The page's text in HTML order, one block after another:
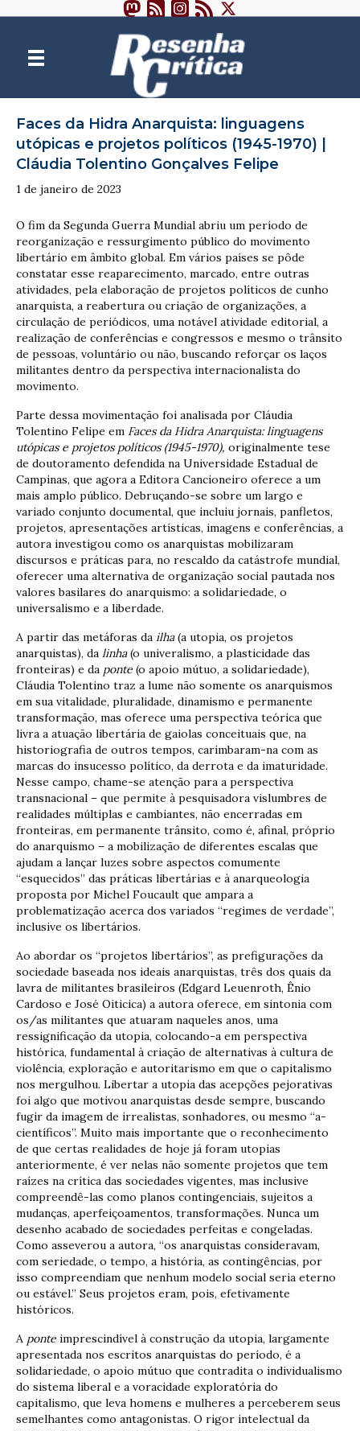
Faces da Hidra Anarquista: linguagens
utópicas e projetos políticos (1945-1970) |
Cláudia Tolentino Gonçalves Felipe
1 de janeiro de 2023
O fim da Segunda Guerra Mundial abriu um período de
reorganização e ressurgimento público do movimento
libertário em âmbito global. Em vários países se pôde
constatar esse reaparecimento, marcado, entre outras
atividades, pela elaboração de projetos políticos de cunho
anarquista, a reabertura ou criação de organizações, a
circulação de periódicos, uma notável atividade editorial, a
realização de conferências e congressos e mesmo o trânsito
de pessoas, voluntário ou não, buscando reforçar os laços
militantes dentro da perspectiva internacionalista do
movimento.
Parte dessa movimentação foi analisada por Cláudia
Tolentino Felipe em Faces da Hidra Anarquista: linguagens
utópicas e projetos políticos (1945-1970), originalmente tese
de doutoramento defendida na Universidade Estadual de
Campinas, que agora a Editora Cancioneiro oferece a um
mais amplo público. Debruçando-se sobre um largo e
variado conjunto documental, que incluiu jornais, panfletos,
projetos, apresentações artísticas, imagens e conferências, a
autora investigou como os anarquistas mobilizaram
discursos e práticas para, no rescaldo da catástrofe mundial,
oferecer uma alternativa de organização social pautada nos
valores basilares do anarquismo: a solidariedade, o
universalismo e a liberdade.
A partir das metáforas da ilha(a utopia, os projetos
anarquistas), da linha(o univeralismo, a plasticidade das
fronteiras) e da ponte (o apoio mútuo, a solidariedade),
Cláudia Tolentino traz a lume não somente os anarquismos
em sua vitalidade, pluralidade, dinamismo e permanente
transformação, mas oferece uma perspectiva teórica que
livra a atuação libertária de gaiolas conceituais que, na
historiografia de outros tempos, carimbaram-na com as
marcas do insucesso político, da derrota e da imaturidade.
Nesse campo, chame-se atenção para a perspectiva
transnacional – que permite à pesquisadora vislumbres de
realidades múltiplas e cambiantes, não encerradas em
fronteiras, em permanente trânsito, como é, afinal, próprio
do anarquismo – a mobilização de diferentes escalas que
ajudam a lançar luzes sobre aspectos comumente
“esquecidos” das práticas libertárias e à anarqueologia
proposta por Michel Foucault que ampara a
problematização acerca dos variados “regimes de verdade”,
inclusive os libertários.
Ao abordar os “projetos libertários”, as prefigurações da
sociedade baseada nos ideais anarquistas, três dos quais da
lavra de militantes brasileiros (Edgard Leuenroth, Ênio
Cardoso e José Oiticica) a autora oferece, em sintonia com
os/as militantes que atuaram naqueles anos, uma
ressignificação da utopia, colocando-a em perspectiva
histórica, fundamental à criação de alternativas à cultura de
violência, exploração e autoritarismo em que o capitalismo
nos mergulhou. Libertar a utopia das acepções pejorativas
foi algo que motivou anarquistas desde sempre, buscando
fugir da imagem de irrealistas, sonhadores, ou mesmo “a-
científicos”. Muito mais importante que o reconhecimento
de que certas realidades de hoje já foram utopias
anteriormente, é ver nelas não somente projetos que tem
raízes na crítica das sociedades vigentes, mas inclusive
compreendê-las como planos contingenciais, sujeitos a
mudanças, aperfeiçoamentos, transformações. Nunca um
desenho acabado de sociedades perfeitas e congeladas.
Como asseverou a autora, “os anarquistas consideravam,
com seriedade, o tempo, a história, as contingências, por
isso compreendiam que nenhum modelo social seria eterno
ou estável.” Seus projetos eram, pois, efetivamente
históricos.
A ponte imprescindível à construção da utopia, largamente
apresentada nos escritos anarquistas do período, é a
solidariedade, o apoio mútuo que contradita o individualismo
do sistema liberal e a voracidade exploratória do
capitalismo, que leva homens e mulheres a perceberem seus
semelhantes como antagonistas. O rigor intelectual da